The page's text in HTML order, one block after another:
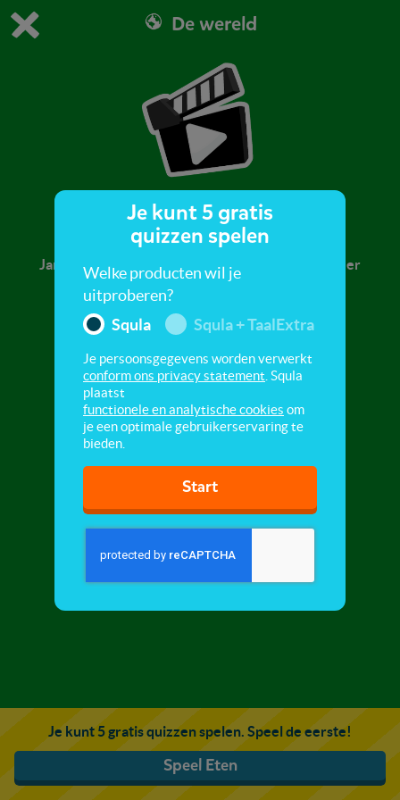
Dit is de gratis demo van Squla.
Bestel nu
De wereld
Eten
Jammie, we gaan eten! Kijk dit filmpje en leer meer
over eten en drinken.
Je kunt 5 gratis quizzen spelen. Speel de eerste!
Speel Eten
Je kunt 5 gratis
quizzen spelen
Welke producten wil je
uitproberen?
Squla
Squla + TaalExtra
Je persoonsgegevens worden verwerkt
conform ons privacy statement . Squla
plaatst
functionele en analytische cookies om
je een optimale gebruikerservaring te
bieden.
Start